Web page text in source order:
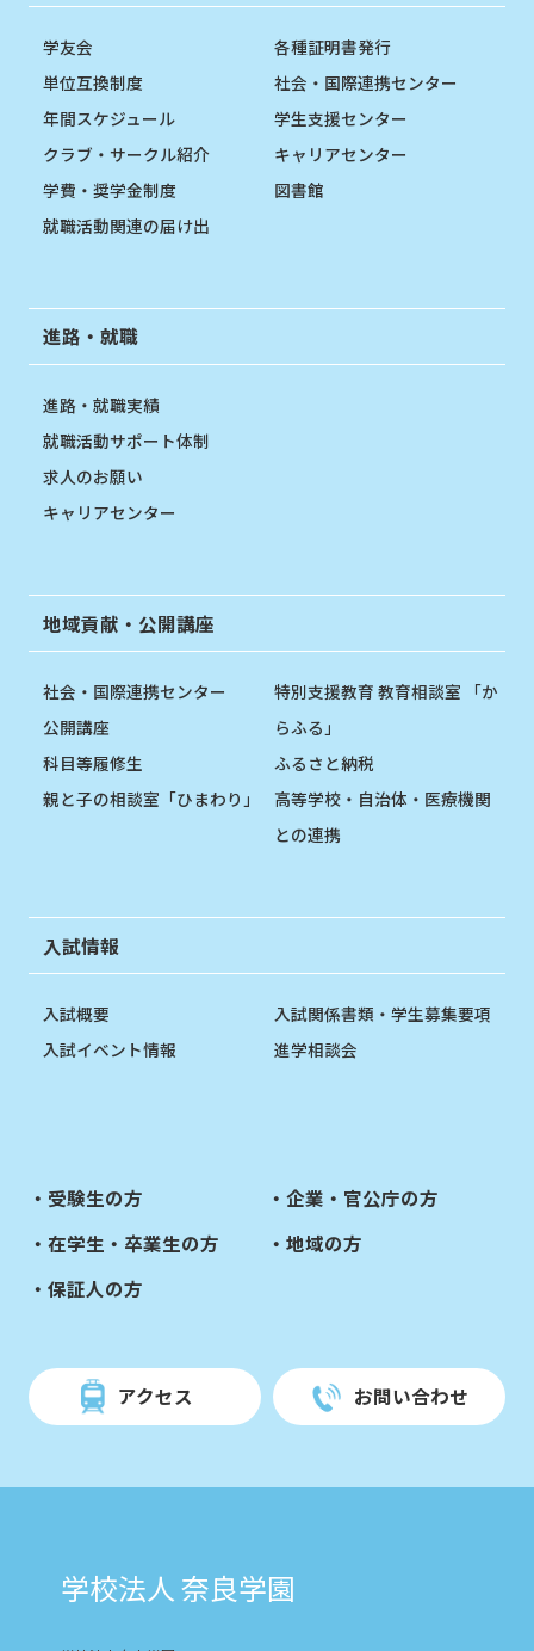
学友会
単位互換制度
年間スケジュール
クラブ・サークル紹介
学費・奨学金制度
就職活動関連の届け出
各種証明書発行
社会・国際連携センター
学生支援センター
キャリアセンター
図書館
進路・就職
進路・就職実績
就職活動サポート体制
求人のお願い
キャリアセンター
地域貢献・公開講座
社会・国際連携センター
公開講座
科目等履修生
親と子の相談室「ひまわり」
特別支援教育 教育相談室 「か
らふる」
ふるさと納税
高等学校・自治体・医療機関
との連携
入試情報
入試概要
入試イベント情報
入試関係書類・学生募集要項
進学相談会
受験生の方
在学生・卒業生の方
保証人の方
企業・官公庁の方
地域の方
アクセス お問い合わせ
学校法人 奈良学園